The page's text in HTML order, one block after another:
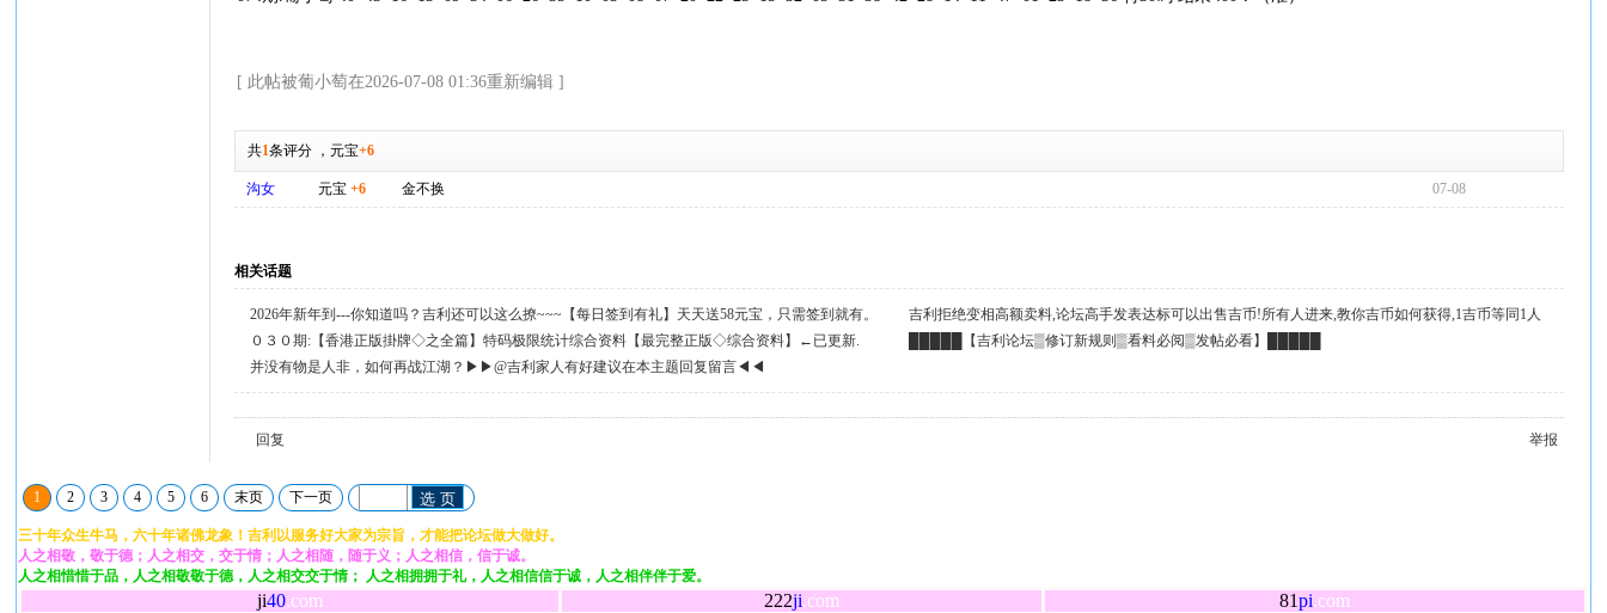
[ 此帖被葡小萄在2026-07-08 01:36重新编辑 ]
共1条评分 ，元宝+6
沟女 元宝+6 金不换 07-08
相关话题
2026年新年到---你知道吗？吉利还可以这么撩~~~【每日签到有礼】天天送58元宝，只需签到就有。
吉利拒绝变相高额卖料,论坛高手发表达标可以出售吉币!所有人进来,教你吉币如何获得,1吉币等同1人
民币!支持高手→打赏６元宝起
０３０期:【香港正版掛牌◇之全篇】特码极限统计综合资料【最完整正版◇综合资料】←已更新.
█████【吉利论坛▒修订新规则▒看料必阅▒发帖必看】█████
并没有物是人非，如何再战江湖？▶▶@吉利家人有好建议在本主题回复留言◀◀
回复 举报
1 2 3 4 5 6 末页 下一页 选 页
三十年众生牛马，六十年诸佛龙象！吉利以服务好大家为宗旨，才能把论坛做大做好。
人之相敬，敬于德；人之相交，交于情；人之相随，随于义；人之相信，信于诚。
人之相惜惜于品，人之相敬敬于德，人之相交交于情； 人之相拥拥于礼，人之相信信于诚，人之相伴伴于爱。
ji40.com 222ji.com 81pi.com